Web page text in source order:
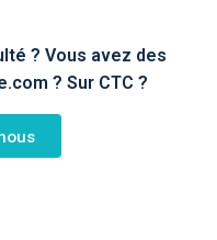
? Vous avez des
? Sur CTC ?